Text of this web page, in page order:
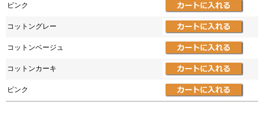
ピンク
コットングレー
コットンベージュ
コットンカーキ
ピンク